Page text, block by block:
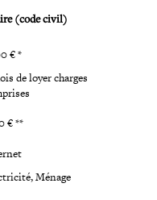
(code civil)
€ *
de loyer charges
€ **
Ménage